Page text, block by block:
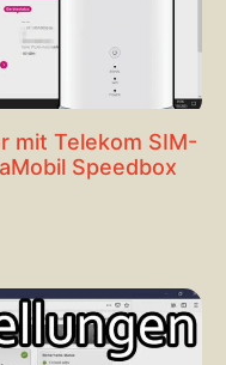
mit Telekom SIM-
Speedbox